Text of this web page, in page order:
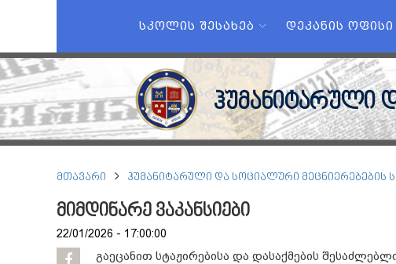
ᲡᲙᲝᲚᲘᲡ ᲨᲔᲡᲐᲮᲔᲑ ᲓᲔᲙᲐᲜᲘᲡ ᲝᲤᲘᲡᲘ
ჰუმანიტარული
ᲛᲗᲐᲕᲐᲠᲘ ᲰᲣᲛᲐᲜᲘᲢᲐᲠᲣᲚᲘ ᲓᲐ ᲡᲝᲪᲘᲐᲚᲣᲠᲘ ᲛᲔᲪᲜᲘᲔᲠᲔᲑᲔᲑᲘᲡ
მიმდინარე ვაკანსიები
22/01/2026 - 17:00:00
გაეცანით სტაჟირებისა და დასაქმების